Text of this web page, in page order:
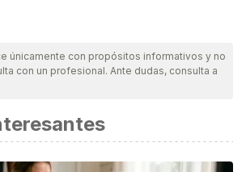
únicamente con propósitos informativos y no
con un profesional. Ante dudas, consulta a